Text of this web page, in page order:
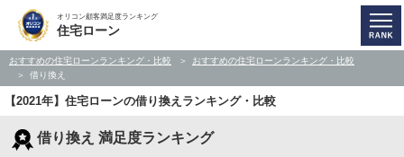
オリコン顧客満足度ランキング
住宅ローン
おすすめの住宅ローンランキング・比較
おすすめの住宅ローンランキング・比較
借り換え
【2021年】住宅ローンの借り換えランキング・比較
借り換え 満足度ランキング